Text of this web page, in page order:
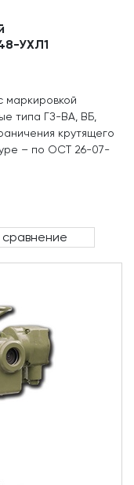
УХЛ1
маркировкой
типа ГЗ-ВА, ВБ,
крутящего
– по ОСТ 26-07-